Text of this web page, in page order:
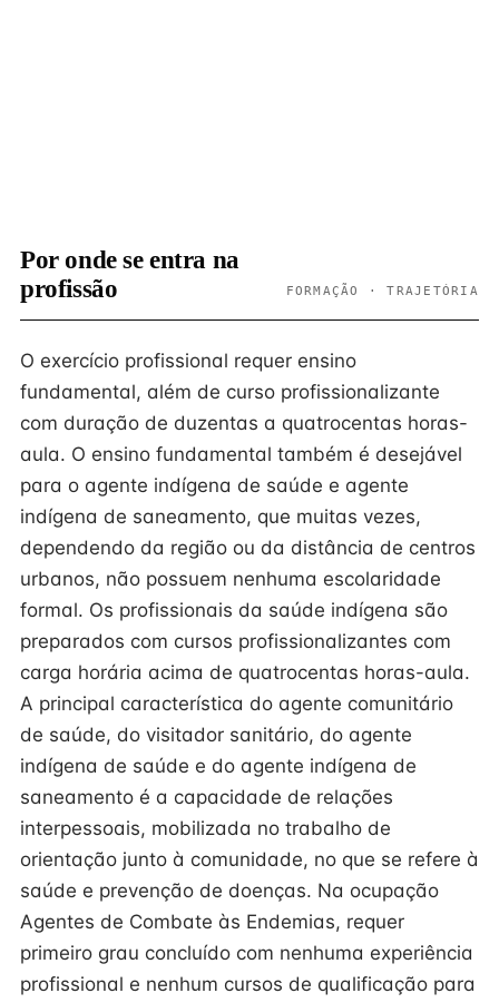
Por onde se entra na
profissão
FORMAÇÃO · TRAJETÓRIA
O exercício profissional requer ensino
fundamental, além de curso profissionalizante
com duração de duzentas a quatrocentas horas-
aula. O ensino fundamental também é desejável
para o agente indígena de saúde e agente
indígena de saneamento, que muitas vezes,
dependendo da região ou da distância de centros
urbanos, não possuem nenhuma escolaridade
formal. Os profissionais da saúde indígena são
preparados com cursos profissionalizantes com
carga horária acima de quatrocentas horas-aula.
A principal característica do agente comunitário
de saúde, do visitador sanitário, do agente
indígena de saúde e do agente indígena de
saneamento é a capacidade de relações
interpessoais, mobilizada no trabalho de
orientação junto à comunidade, no que se refere à
saúde e prevenção de doenças. Na ocupação
Agentes de Combate às Endemias, requer
primeiro grau concluído com nenhuma experiência
profissional e nenhum cursos de qualificação para